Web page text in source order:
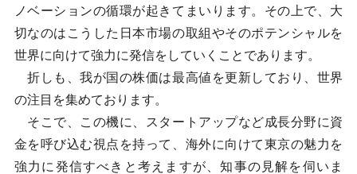
ノベーションの循環が起きてまいります。その上で、大
切なのはこうした日本市場の取組やそのポテンシャルを
世界に向けて強力に発信をしていくことであります。
折しも、我が国の株価は最高値を更新しており、世界
の注目を集めております。
そこで、この機に、スタートアップなど成長分野に資
金を呼び込む視点を持って、海外に向けて東京の魅力を
強力に発信すべきと考えますが、知事の見解を伺いま